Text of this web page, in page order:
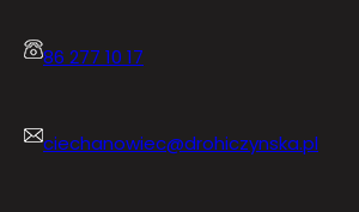
86 277 10 17
ciechanowiec@drohiczynska.pl